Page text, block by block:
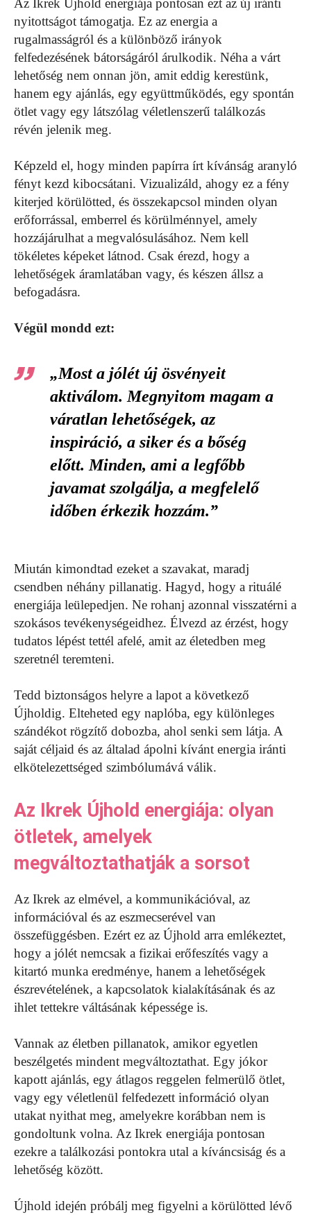
Az Ikrek Újhold energiája pontosan ezt az új iránti
nyitottságot támogatja. Ez az energia a
rugalmasságról és a különböző irányok
felfedezésének bátorságáról árulkodik. Néha a várt
lehetőség nem onnan jön, amit eddig kerestünk,
hanem egy ajánlás, egy együttműködés, egy spontán
ötlet vagy egy látszólag véletlenszerű találkozás
révén jelenik meg.
Képzeld el, hogy minden papírra írt kívánság aranyló
fényt kezd kibocsátani. Vizualizáld, ahogy ez a fény
kiterjed körülötted, és összekapcsol minden olyan
erőforrással, emberrel és körülménnyel, amely
hozzájárulhat a megvalósulásához. Nem kell
tökéletes képeket látnod. Csak érezd, hogy a
lehetőségek áramlatában vagy, és készen állsz a
befogadásra.
Végül mondd ezt:
„Most a jólét új ösvényeit
aktiválom. Megnyitom magam a
váratlan lehetőségek, az
inspiráció, a siker és a bőség
előtt. Minden, ami a legfőbb
javamat szolgálja, a megfelelő
időben érkezik hozzám.”
Miután kimondtad ezeket a szavakat, maradj
csendben néhány pillanatig. Hagyd, hogy a rituálé
energiája leülepedjen. Ne rohanj azonnal visszatérni a
szokásos tevékenységeidhez. Élvezd az érzést, hogy
tudatos lépést tettél afelé, amit az életedben meg
szeretnél teremteni.
Tedd biztonságos helyre a lapot a következő
Újholdig. Elteheted egy naplóba, egy különleges
szándékot rögzítő dobozba, ahol senki sem látja. A
saját céljaid és az általad ápolni kívánt energia iránti
elkötelezettséged szimbólumává válik.
Az Ikrek Újhold energiája: olyan
ötletek, amelyek
megváltoztathatják a sorsot
Az Ikrek az elmével, a kommunikációval, az
információval és az eszmecserével van
összefüggésben. Ezért ez az Újhold arra emlékeztet,
hogy a jólét nemcsak a fizikai erőfeszítés vagy a
kitartó munka eredménye, hanem a lehetőségek
észrevételének, a kapcsolatok kialakításának és az
ihlet tettekre váltásának képessége is.
Vannak az életben pillanatok, amikor egyetlen
beszélgetés mindent megváltoztathat. Egy jókor
kapott ajánlás, egy átlagos reggelen felmerülő ötlet,
vagy egy véletlenül felfedezett információ olyan
utakat nyithat meg, amelyekre korábban nem is
gondoltunk volna. Az Ikrek energiája pontosan
ezekre a találkozási pontokra utal a kíváncsiság és a
lehetőség között.
Újhold idején próbálj meg figyelni a körülötted lévő